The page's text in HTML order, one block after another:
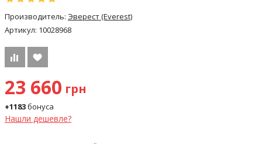
Производитель: Эверест (Everest)
Артикул: 10028968
23 660 грн
+1183бонуса
Нашли дешевле?